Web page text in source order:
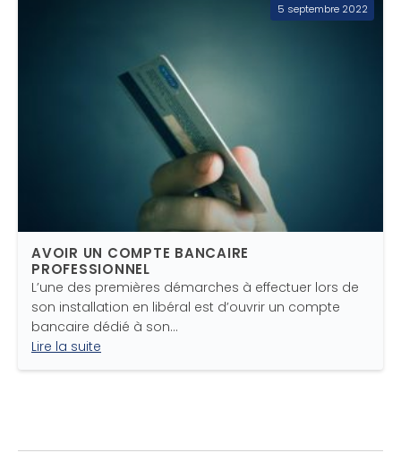
5 septembre 2022
AVOIR UN COMPTE BANCAIRE
PROFESSIONNEL
L’une des premières démarches à effectuer lors de
son installation en libéral est d’ouvrir un compte
bancaire dédié à son…
Lire la suite